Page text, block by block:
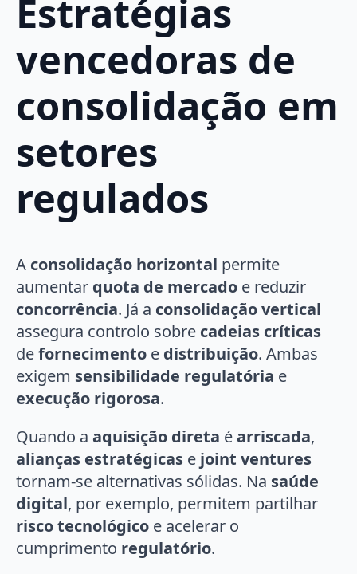
Estratégias
vencedoras de
consolidação em
setores
regulados
A consolidação horizontal permite
aumentar quota de mercado e reduzir
concorrência. Já a consolidação vertical
assegura controlo sobre cadeias críticas
defornecimento e distribuição. Ambas
exigem sensibilidade regulatória e
execução rigorosa.
Quando a aquisição direta éarriscada,
alianças estratégicas e joint ventures
tornam-se alternativas sólidas. Na saúde
digital, por exemplo, permitem partilhar
risco tecnológico e acelerar o
cumprimento regulatório.